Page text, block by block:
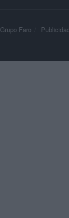
Grupo Faro Publicidad